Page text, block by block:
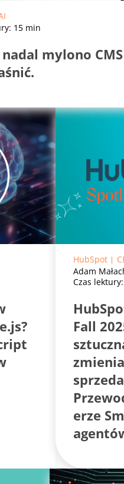
15 min
mylono
HubSpot
Adam
Czas
Fall
erze